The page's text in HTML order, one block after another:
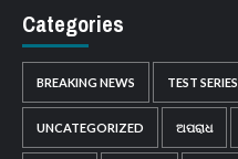
Categories
BREAKING NEWS TEST SERIES
UNCATEGORIZED ଅପରାଧ